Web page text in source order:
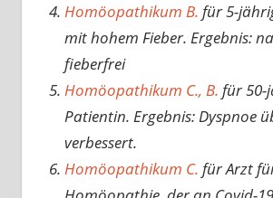
Homöopathikum B. für 5-
mit hohem Fieber. Ergebnis:
fieberfrei
Homöopathikum C., B. für 50-
Patientin. Ergebnis: Dyspnoe
verbessert.
Homöopathikum C. für Arzt